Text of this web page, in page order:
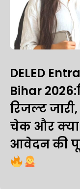
DELED
Bihar
रिजल्ट
चेक और क्या
आवेदन की